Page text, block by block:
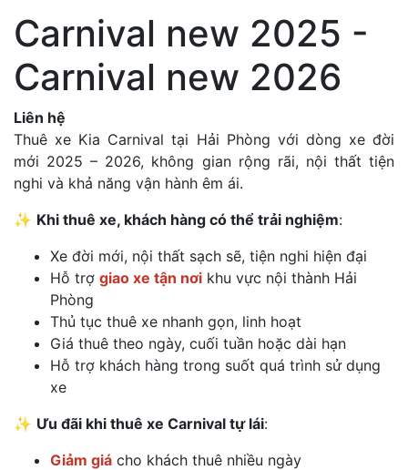
Carnival new 2025 -
Carnival new 2026
Liên hệ
Thuê xe Kia Carnival tại Hải Phòng với dòng xe đời
mới 2025 – 2026, không gian rộng rãi, nội thất tiện
nghi và khả năng vận hành êm ái.
✨ Khi thuê xe, khách hàng có thể trải nghiệm:
Xe đời mới, nội thất sạch sẽ, tiện nghi hiện đại
Hỗ trợ giao xe tận nơi khu vực nội thành Hải
Phòng
Thủ tục thuê xe nhanh gọn, linh hoạt
Giá thuê theo ngày, cuối tuần hoặc dài hạn
Hỗ trợ khách hàng trong suốt quá trình sử dụng
xe
✨ Ưu đãi khi thuê xe Carnival tự lái:
Giảm giá cho khách thuê nhiều ngày